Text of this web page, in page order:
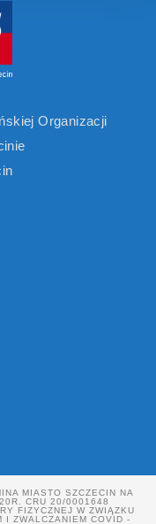
Organizacji
MIASTO SZCZECIN NA
CRU 20/0001648
FIZYCZNEJ W ZWIĄZKU
I ZWALCZANIEM COVID -